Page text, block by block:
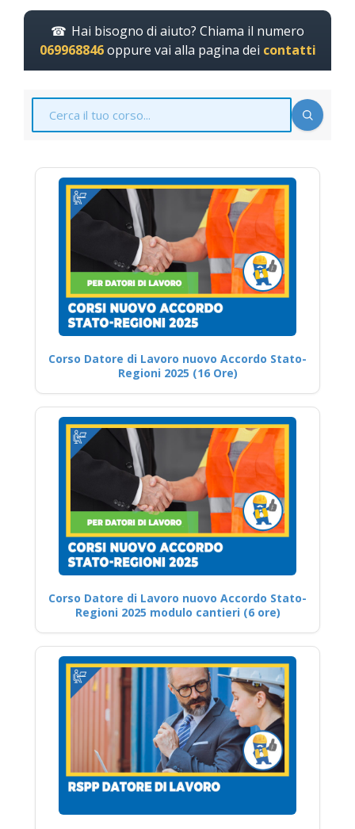
Hai bisogno di aiuto? Chiama il numero
069968846oppure vai alla pagina dei contatti
Corso Datore di Lavoro nuovo Accordo Stato-
Regioni 2025 (16 Ore)
Corso Datore di Lavoro nuovo Accordo Stato-
Regioni 2025 modulo cantieri (6 ore)